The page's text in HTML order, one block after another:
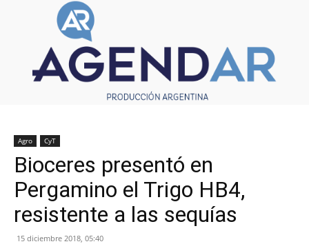
Agro CyT
Bioceres presentó en
Pergamino el Trigo HB4,
resistente a las sequías
15 diciembre 2018, 05:40